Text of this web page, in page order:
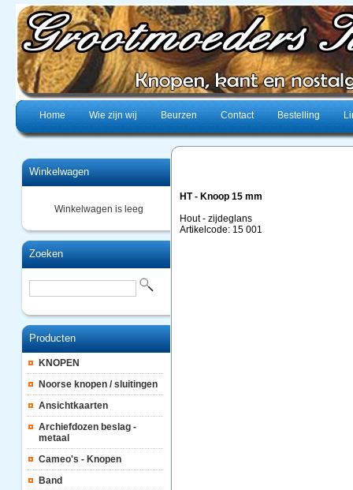
Home Wie zijn wij Beurzen Contact Bestelling
Winkelwagen
Winkelwagen is leeg
Zoeken
Producten
KNOPEN
Noorse knopen / sluitingen
Ansichtkaarten
Archiefdozen beslag -
metaal
Cameo's - Knopen
Band
HT - Knoop 15 mm
Hout - zijdeglans
Artikelcode: 15 001